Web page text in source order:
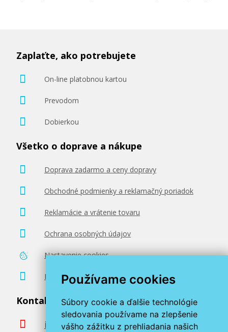
Používame cookies
Súbory cookie a ďalšie technológie
sledovania používame na zlepšenie
vášho zážitku z prehliadania našich
Zaplaťte, ako potrebujete
On-line platobnou kartou
Prevodom
Dobierkou
Všetko o doprave a nákupe
Doprava zadarmo a ceny dopravy
Obchodné podmienky a reklamačný poriadok
Reklamácie a vrátenie tovaru
Ochrana osobných údajov
Nastavenie cookies
Poradenstvo zadarmo
Kontaktujte nás
info@miroluk.sk